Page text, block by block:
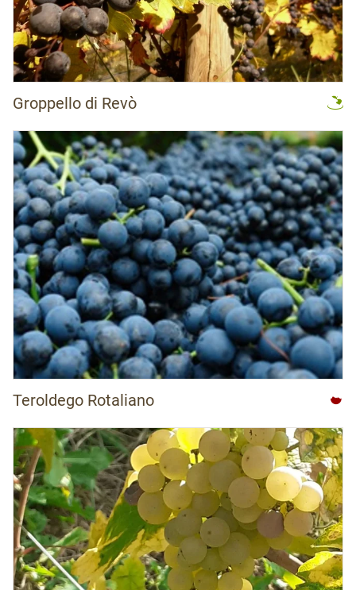
Groppello di Revò
Teroldego Rotaliano